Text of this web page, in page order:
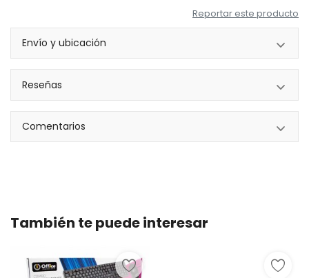
Reportar este producto
Envío y ubicación
Reseñas
Comentarios
También te puede interesar